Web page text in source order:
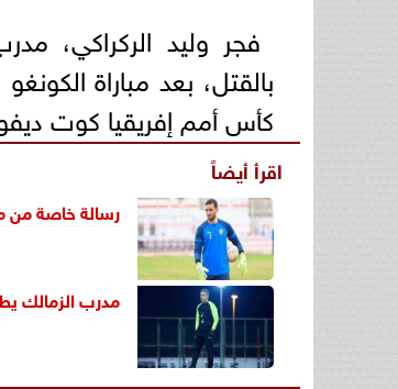
فجر وليد الركراكي،
بالقتل، بعد مباراة
كأس أمم إفريقيا كوت ديفوار
اقرأ أيضاً
رسالة خاصة من
مدرب الزمالك